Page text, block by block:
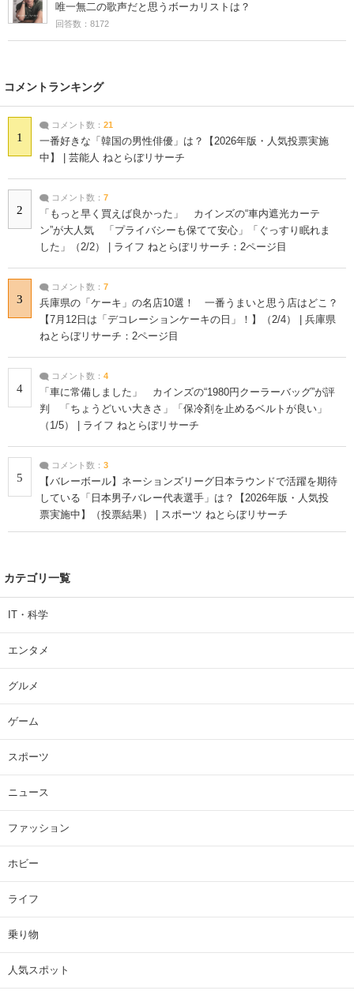
唯一無二の歌声だと思うボーカリストは？
回答数：8172
コメントランキング
1
コメント数： 21
一番好きな「韓国の男性俳優」は？【2026年版・人気投票実施
中】 | 芸能人 ねとらぼリサーチ
2
コメント数： 7
「もっと早く買えば良かった」 カインズの“車内遮光カーテ
ン”が大人気 「プライバシーも保てて安心」「ぐっすり眠れま
した」（2/2） | ライフ ねとらぼリサーチ：2ページ目
3
コメント数： 7
兵庫県の「ケーキ」の名店10選！ 一番うまいと思う店はどこ？
【7月12日は「デコレーションケーキの日」！】（2/4） | 兵庫県
ねとらぼリサーチ：2ページ目
4
コメント数： 4
「車に常備しました」 カインズの“1980円クーラーバッグ”が評
判 「ちょうどいい大きさ」「保冷剤を止めるベルトが良い」
（1/5） | ライフ ねとらぼリサーチ
5
コメント数： 3
【バレーボール】ネーションズリーグ日本ラウンドで活躍を期待
している「日本男子バレー代表選手」は？【2026年版・人気投
票実施中】（投票結果） | スポーツ ねとらぼリサーチ
カテゴリ一覧
IT・科学
エンタメ
グルメ
ゲーム
スポーツ
ニュース
ファッション
ホビー
ライフ
乗り物
人気スポット